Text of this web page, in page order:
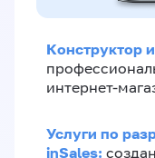
Конструктор
интернет-
Услуги по
inSales: